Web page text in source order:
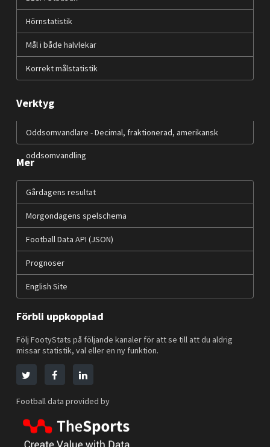
Hörnstatistik
Mål i både halvlekar
Korrekt målstatistik
Verktyg
Oddsomvandlare - Decimal, fraktionerad, amerikansk
oddsomvandling
Mer
Gårdagens resultat
Morgondagens spelschema
Football Data API (JSON)
Prognoser
English Site
Förbli uppkopplad
Följ FootyStats på följande kanaler för att se till att du aldrig
missar statistik, val eller en ny funktion.
Football data provided by